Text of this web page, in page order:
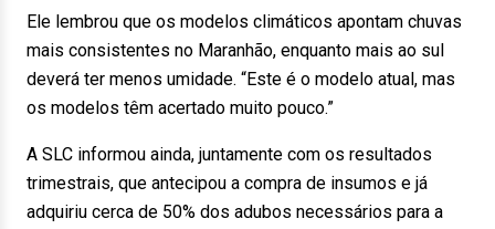
Ele lembrou que os modelos climáticos apontam chuvas
mais consistentes no Maranhão, enquanto mais ao sul
deverá ter menos umidade. “Este é o modelo atual, mas
os modelos têm acertado muito pouco.”
A SLC informou ainda, juntamente com os resultados
trimestrais, que antecipou a compra de insumos e já
adquiriu cerca de 50% dos adubos necessários para a